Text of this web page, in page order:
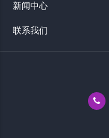
新闻中心
联系我们